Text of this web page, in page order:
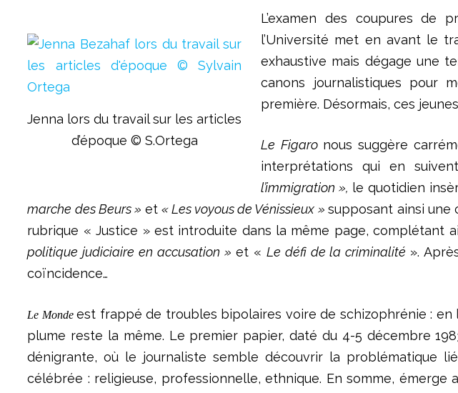
Jenna lors du travail sur les articles
d’époque © S.Ortega
L’examen des coupures de
l’Université met en avant le
exhaustive mais dégage une
canons journalistiques pour
première. Désormais, ces
Le Figaro nous suggère
interprétations qui en
l’immigration », le quotidien
marche des Beurs » et« Les voyous de Vénissieux »supposant ainsi une
rubrique « Justice » est introduite dans la même page, complétant
politique judiciaire en accusation » et « Le défi de la criminalité ».
coïncidence…
Le Mondeest frappé de troubles bipolaires voire de schizophrénie : en
plume reste la même. Le premier papier, daté du 4-5 décembre
dénigrante, où le journaliste semble découvrir la problématique
célébrée : religieuse, professionnelle,ethnique. En somme, émerge